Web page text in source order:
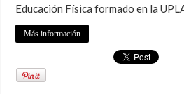
Educación Física formado en la
Más información